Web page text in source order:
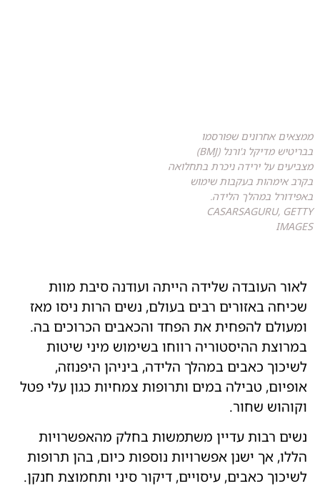
ממצאים אחרונים שפורסמו
בבריטיש מדיקל ג'ורנל (BMJ)
מצביעים על ירידה ניכרת בתחלואה
בקרב אימהות בעקבות שימוש
באפידורל במהלך הלידה.
CASARSAGURU, GETTY
IMAGES
לאור העובדה שלידה הייתה ועודנה סיבת מוות
שכיחה באזורים רבים בעולם, נשים הרות ניסו מאז
ומעולם להפחית את הפחד והכאבים הכרוכים בה.
במרוצת ההיסטוריה רווחו בשימוש מיני שיטות
לשיכוך כאבים במהלך הלידה, ביניהן היפנוזה,
אופיום, טבילה במים ותרופות צמחיות כגון עלי פטל
וקוהוש שחור.
נשים רבות עדיין משתמשות בחלק מהאפשרויות
הללו, אך ישנן אפשרויות נוספות כיום, בהן תרופות
לשיכוך כאבים, עיסויים, דיקור סיני ותחמוצת חנקן.